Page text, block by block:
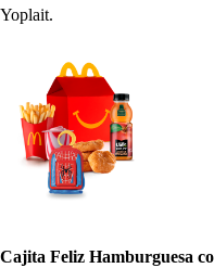
Yoplait.
Cajita Feliz Hamburguesa